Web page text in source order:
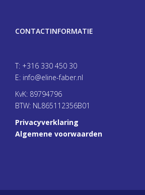
CONTACTINFORMATIE
T: +316 330 450 30
E: info@eline-faber.nl
KvK: 89794796
BTW: NL865112356B01
Privacyverklaring
Algemene voorwaarden